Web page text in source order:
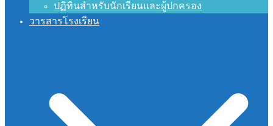
ปฏิทินสำหรับนักเรียนและผู้ปกครอง
วารสารโรงเรียน